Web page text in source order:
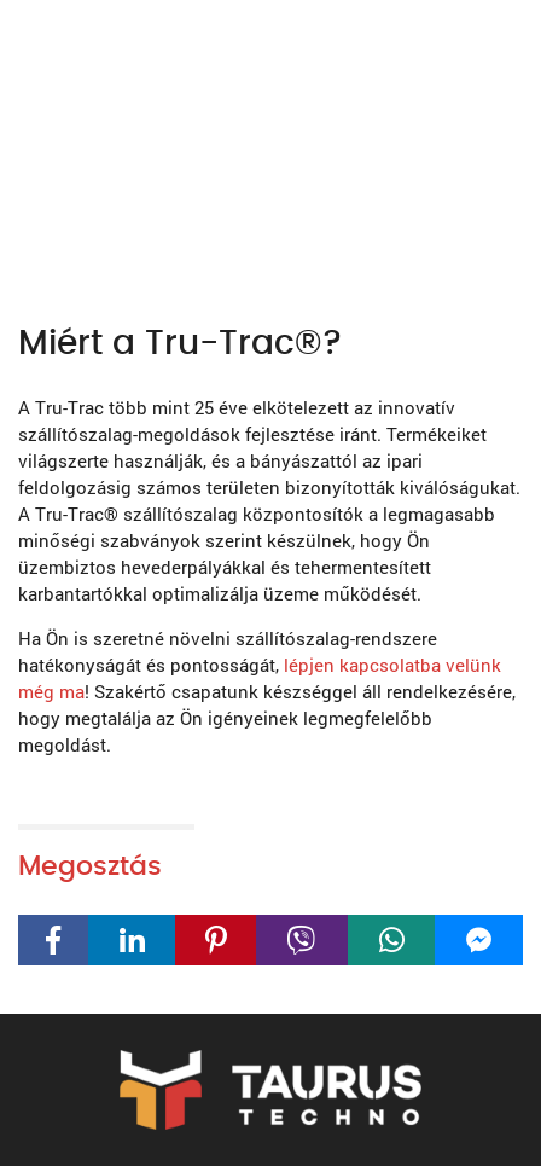
Miért a Tru-Trac®?
A Tru-Trac több mint 25 éve elkötelezett az innovatív
szállítószalag-megoldások fejlesztése iránt. Termékeiket
világszerte használják, és a bányászattól az ipari
feldolgozásig számos területen bizonyították kiválóságukat.
A Tru-Trac® szállítószalag központosítók a legmagasabb
minőségi szabványok szerint készülnek, hogy Ön
üzembiztos hevederpályákkal és tehermentesített
karbantartókkal optimalizálja üzeme működését.
Ha Ön is szeretné növelni szállítószalag-rendszere
hatékonyságát és pontosságát, lépjen kapcsolatba velünk
még ma! Szakértő csapatunk készséggel áll rendelkezésére,
hogy megtalálja az Ön igényeinek legmegfelelőbb
megoldást.
Megosztás